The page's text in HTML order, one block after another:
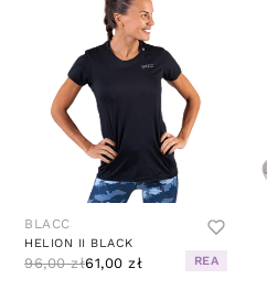
BLACC
HELION II BLACK
96,00 zł61,00 zł REA